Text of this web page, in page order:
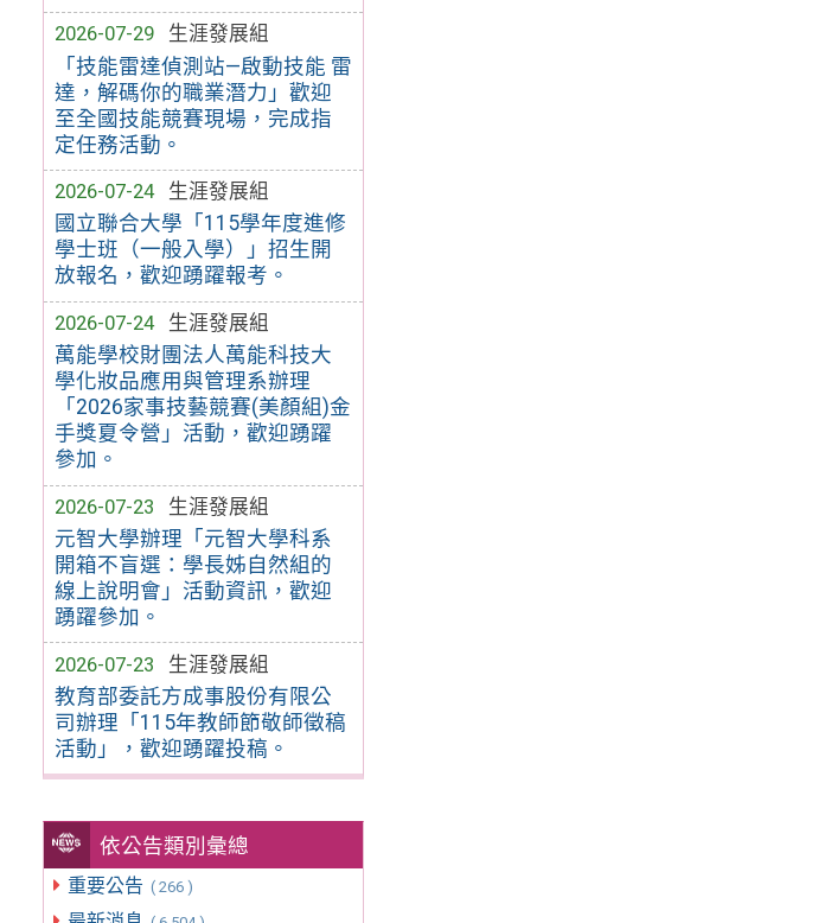
2026-07-29
生涯發展組
「技能雷達偵測站—啟動技能 雷
達，解碼你的職業潛力」歡迎
至全國技能競賽現場，完成指
定任務活動。
2026-07-24
生涯發展組
國立聯合大學「115學年度進修
學士班（一般入學）」招生開
放報名，歡迎踴躍報考。
2026-07-24
生涯發展組
萬能學校財團法人萬能科技大
學化妝品應用與管理系辦理
「2026家事技藝競賽(美顏組)金
手獎夏令營」活動，歡迎踴躍
參加。
2026-07-23
生涯發展組
元智大學辦理「元智大學科系
開箱不盲選：學長姊自然組的
線上說明會」活動資訊，歡迎
踴躍參加。
2026-07-23
生涯發展組
教育部委託方成事股份有限公
司辦理「115年教師節敬師徵稿
活動」，歡迎踴躍投稿。
依公告類別彙總
重要公告 ( 266 )